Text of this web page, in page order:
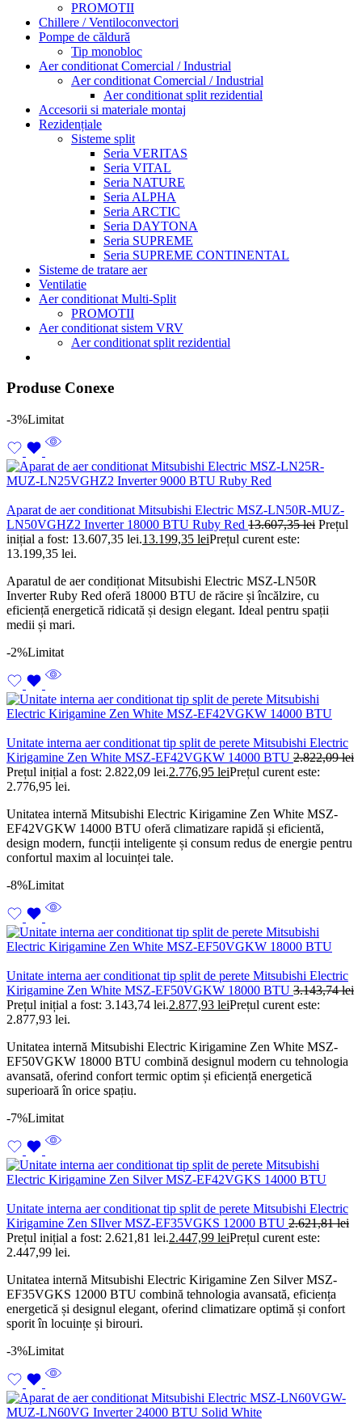
PROMOTII
Chillere / Ventiloconvectori
Pompe de căldură
Tip monobloc
Aer conditionat Comercial / Industrial
Aer conditionat Comercial / Industrial
Aer conditionat split rezidential
Accesorii si materiale montaj
Rezidențiale
Sisteme split
Seria VERITAS
Seria VITAL
Seria NATURE
Seria ALPHA
Seria ARCTIC
Seria DAYTONA
Seria SUPREME
Seria SUPREME CONTINENTAL
Sisteme de tratare aer
Ventilatie
Aer conditionat Multi-Split
PROMOTII
Aer conditionat sistem VRV
Aer conditionat split rezidential
Produse Conexe
-3%Limitat
Aparat de aer conditionat Mitsubishi Electric MSZ-LN50R-MUZ-
LN50VGHZ2 Inverter 18000 BTU Ruby Red 13.607,35lei Prețul
inițial a fost: 13.607,35 lei.13.199,35 leiPrețul curent este:
13.199,35 lei.
Aparatul de aer condiționat Mitsubishi Electric MSZ-LN50R
Inverter Ruby Red oferă 18000 BTU de răcire și încălzire, cu
eficiență energetică ridicată și design elegant. Ideal pentru spații
medii și mari.
-2%Limitat
Unitate interna aer conditionat tip split de perete Mitsubishi Electric
Kirigamine Zen White MSZ-EF42VGKW 14000 BTU 2.822,09lei
Prețul inițial a fost: 2.822,09 lei.2.776,95 leiPrețul curent este:
2.776,95 lei.
Unitatea internă Mitsubishi Electric Kirigamine Zen White MSZ-
EF42VGKW 14000 BTU oferă climatizare rapidă și eficientă,
design modern, funcții inteligente și consum redus de energie pentru
confortul maxim al locuinței tale.
-8%Limitat
Unitate interna aer conditionat tip split de perete Mitsubishi Electric
Kirigamine Zen White MSZ-EF50VGKW 18000 BTU 3.143,74lei
Prețul inițial a fost: 3.143,74 lei.2.877,93 leiPrețul curent este:
2.877,93 lei.
Unitatea internă Mitsubishi Electric Kirigamine Zen White MSZ-
EF50VGKW 18000 BTU combină designul modern cu tehnologia
avansată, oferind confort termic optim și eficiență energetică
superioară în orice spațiu.
-7%Limitat
Unitate interna aer conditionat tip split de perete Mitsubishi Electric
Kirigamine Zen SIlver MSZ-EF35VGKS 12000 BTU 2.621,81lei
Prețul inițial a fost: 2.621,81 lei.2.447,99 leiPrețul curent este:
2.447,99 lei.
Unitatea internă Mitsubishi Electric Kirigamine Zen Silver MSZ-
EF35VGKS 12000 BTU combină tehnologia avansată, eficiența
energetică și designul elegant, oferind climatizare optimă și confort
sporit în locuințe și birouri.
-3%Limitat